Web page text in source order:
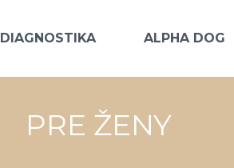
DIAGNOSTIKA ALPHA DOG
PRE ŽENY